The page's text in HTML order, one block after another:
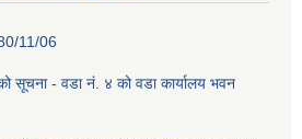
11/06
सूचना - वडा न‌ं. ४ को वडा कार्यालय भवन